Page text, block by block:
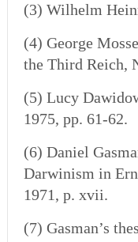
(3) Wilhelm
(4) George
the Third Reich,
(5) Lucy
1975, pp. 61-62.
(6) Daniel
Darwinism in
1971, p. xvii.
(7) Gasman’s